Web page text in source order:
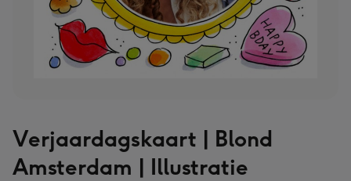
Verjaardagskaart | Blond
Amsterdam | Illustratie